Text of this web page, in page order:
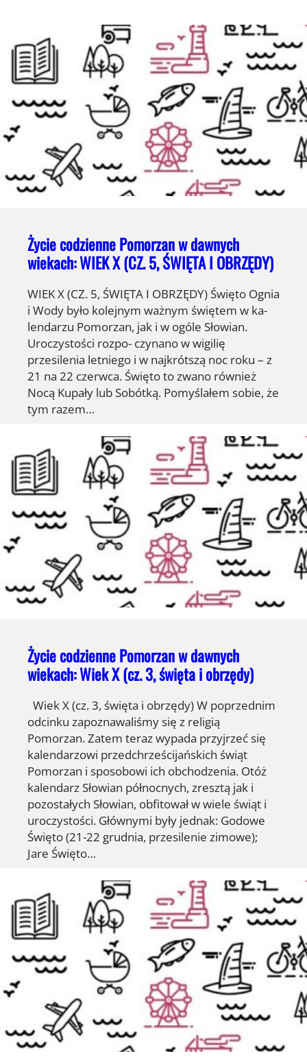
Życie codzienne Pomorzan w dawnych
wiekach: WIEK X (CZ. 5, ŚWIĘTA I OBRZĘDY)
WIEK X (CZ. 5, ŚWIĘTA I OBRZĘDY) Święto Ognia
i Wody było kolejnym ważnym świętem w ka-
lendarzu Pomorzan, jak i w ogóle Słowian.
Uroczystości rozpo- czynano w wigilię
przesilenia letniego i w najkrótszą noc roku – z
21 na 22 czerwca. Święto to zwano również
Nocą Kupały lub Sobótką. Pomyślałem sobie, że
tym razem…
Życie codzienne Pomorzan w dawnych
wiekach: Wiek X (cz. 3, święta i obrzędy)
Wiek X (cz. 3, święta i obrzędy) W poprzednim
odcinku zapoznawaliśmy się z religią
Pomorzan. Zatem teraz wypada przyjrzeć się
kalendarzowi przedchrześcijańskich świąt
Pomorzan i sposobowi ich obchodzenia. Otóż
kalendarz Słowian północnych, zresztą jak i
pozostałych Słowian, obfitował w wiele świąt i
uroczystości. Głównymi były jednak: Godowe
Święto (21-22 grudnia, przesilenie zimowe);
Jare Święto…